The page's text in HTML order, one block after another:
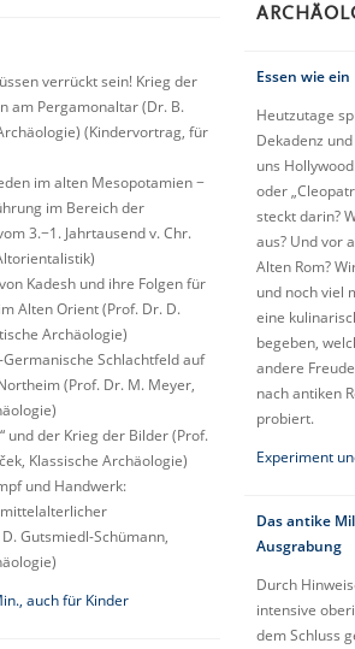
verrückt sein! Krieg der
am Pergamonaltar (Dr. B.
(Kindervortrag, für
im alten Mesopotamien −
im Bereich der
3.−1. Jahrtausend v. Chr.
Kadesh und ihre Folgen für
Alten Orient (Prof. Dr. D.
Archäologie)
Germanische Schlachtfeld auf
(Prof. Dr. M. Meyer,
und der Krieg der Bilder (Prof.
Klassische Archäologie)
und Handwerk:
Gutsmiedl-Schümann,
auch für Kinder
Essen wie ein
Heutzutage
Dekadenz
uns
oder
steckt darin?
aus? Und vor
Alten Rom?
und noch viel
eine
begeben,
andere
nach antiken
probiert.
Experiment
Das antike
Ausgrabung
Durch
intensive
dem Schluss